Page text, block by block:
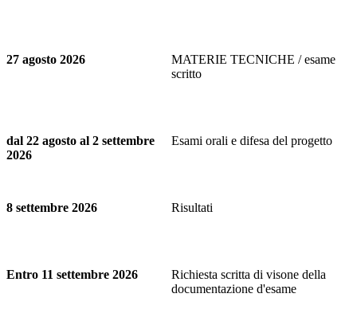
27 agosto 2026
MATERIE TECNICHE / esame
scritto
dal 22 agosto al 2 settembre
2026
Esami orali e difesa del progetto
8 settembre 2026 Risultati
Entro 11 settembre 2026
Richiesta scritta di visone della
documentazione d'esame